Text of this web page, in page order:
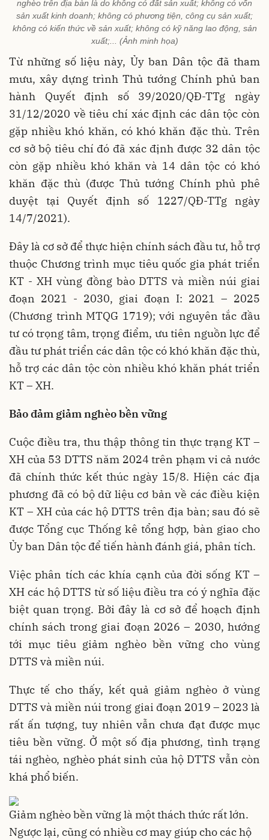
nghèo trên địa bàn là do không có đất sản xuất; không có vốn
sản xuất kinh doanh; không có phương tiện, công cụ sản xuất;
không có kiến thức về sản xuất; không có kỹ năng lao động, sản
xuất;... (Ảnh minh họa)
Từ những số liệu này, Ủy ban Dân tộc đã tham
mưu, xây dựng trình Thủ tướng Chính phủ ban
hành Quyết định số 39/2020/QĐ-TTg ngày
31/12/2020 về tiêu chí xác định các dân tộc còn
gặp nhiều khó khăn, có khó khăn đặc thù. Trên
cơ sở bộ tiêu chí đó đã xác định được 32 dân tộc
còn gặp nhiều khó khăn và 14 dân tộc có khó
khăn đặc thù (được Thủ tướng Chính phủ phê
duyệt tại Quyết định số 1227/QĐ-TTg ngày
14/7/2021).
Đây là cơ sở để thực hiện chính sách đầu tư, hỗ trợ
thuộc Chương trình mục tiêu quốc gia phát triển
KT - XH vùng đồng bào DTTS và miền núi giai
đoạn 2021 - 2030, giai đoạn I: 2021 – 2025
(Chương trình MTQG 1719); với nguyên tắc đầu
tư có trọng tâm, trọng điểm, ưu tiên nguồn lực để
đầu tư phát triển các dân tộc có khó khăn đặc thù,
hỗ trợ các dân tộc còn nhiều khó khăn phát triển
KT – XH.
Bảo đảm giảm nghèo bền vững
Cuộc điều tra, thu thập thông tin thực trạng KT –
XH của 53 DTTS năm 2024 trên phạm vi cả nước
đã chính thức kết thúc ngày 15/8. Hiện các địa
phương đã có bộ dữ liệu cơ bản về các điều kiện
KT – XH của các hộ DTTS trên địa bàn; sau đó sẽ
được Tổng cục Thống kê tổng hợp, bàn giao cho
Ủy ban Dân tộc để tiến hành đánh giá, phân tích.
Việc phân tích các khía cạnh của đời sống KT –
XH các hộ DTTS từ số liệu điều tra có ý nghĩa đặc
biệt quan trọng. Bởi đây là cơ sở để hoạch định
chính sách trong giai đoạn 2026 – 2030, hướng
tới mục tiêu giảm nghèo bền vững cho vùng
DTTS và miền núi.
Thực tế cho thấy, kết quả giảm nghèo ở vùng
DTTS và miền núi trong giai đoạn 2019 – 2023 là
rất ấn tượng, tuy nhiên vẫn chưa đạt được mục
tiêu bền vững. Ở một số địa phương, tình trạng
tái nghèo, nghèo phát sinh của hộ DTTS vẫn còn
khá phổ biến.
Giảm nghèo bền vững là một thách thức rất lớn.
Ngược lại, cũng có nhiều cơ may giúp cho các hộ